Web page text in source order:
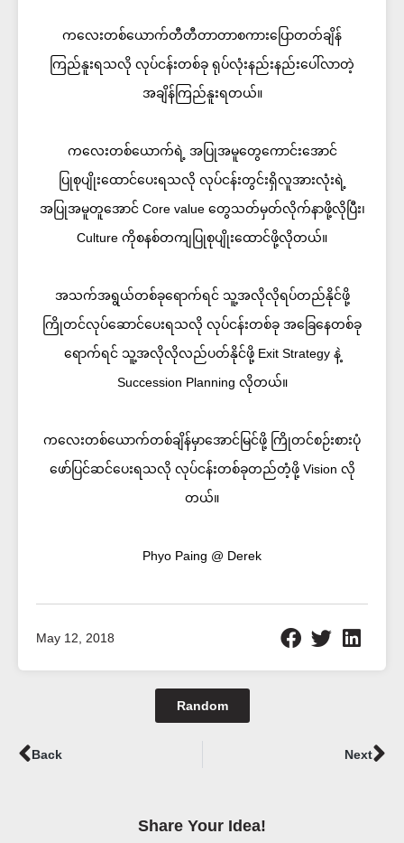
ကလေးတစ်ယောက်တီတီတာတာစကားပြောတတ်ချိန်
ကြည်နူးရသလို လုပ်ငန်းတစ်ခု ရုပ်လုံးနည်းနည်းပေါ်လာတဲ့
အချိန်ကြည်နူးရတယ်။
ကလေးတစ်ယောက်ရဲ့ အပြုအမူတွေကောင်းအောင်
ပြုစုပျိုးထောင်ပေးရသလို လုပ်ငန်းတွင်းရှိလူအားလုံးရဲ့
အပြုအမူတူအောင် Core value တွေသတ်မှတ်လိုက်နာဖို့လိုပြီး၊
Culture ကိုစနစ်တကျပြုစုပျိုးထောင်ဖို့လိုတယ်။
အသက်အရွယ်တစ်ခုရောက်ရင် သူ့အလိုလိုရပ်တည်နိုင်ဖို့
ကြိုတင်လုပ်ဆောင်ပေးရသလို လုပ်ငန်းတစ်ခု အခြေနေတစ်ခု
ရောက်ရင် သူ့အလိုလိုလည်ပတ်နိုင်ဖို့ Exit Strategy နဲ့
Succession Planning လိုတယ်။
ကလေးတစ်ယောက်တစ်ချိန်မှာအောင်မြင်ဖို့ ကြိုတင်စဉ်းစားပုံ
ဖော်ပြင်ဆင်ပေးရသလို လုပ်ငန်းတစ်ခုတည်တံ့ဖို့ Vision လို
တယ်။
Phyo Paing @ Derek
May 12, 2018
Random
Prev
Back Next
Share Your Idea!​